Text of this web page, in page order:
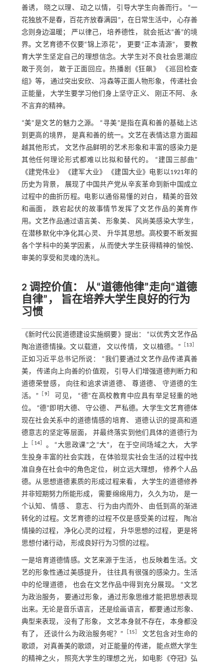
善诱， 晓之以理、 动之以情， 引导大学生向善而行。 “一
花独放不是春，百花齐放春满园”，在日常生活中， 心存善
念则身边温暖； 严以律己， 培养德性， 就会抵达“善”的境
界。文艺育德不仅要“锦上添花”， 更要“正本清源”， 要教
育大学生坚定自己的理想信念。大学生对不良社会思潮应
敢于亮剑， 敢于正面回应。热播剧《狂飙》 《巡回检查
组》等， 通过突出安欣、 冯森等正面人物形象， 传递社会
正能量， 大学生要学习他们身上坚守正义、 刚正不阿、 永
不言弃的精神。
“美”是文艺的魅力之源。 “寻美”是指在真和善的基础上达
到更高的境界， 是真和善的统一。文艺在表情达意方面超
越其他形式， 文艺作品鲜明的艺术形象和丰富的感染力是
其他任何理论形式都难以比拟和替代的。 “建国三部曲”
《建党伟业》 《建军大业》 《建国大业》电影以1921年的
历史为背景， 展现了中国共产党从辛亥革命到新中国成立
过程中的曲折历程。电影以通俗易懂的对白， 精美的音效
和画面， 跌宕起伏的故事情节发挥了文艺作品的美育作
用。文艺作品通过语言美、 形象美、 风尚美感染大学生，
在潜移默化中净化其心灵、 升华其思想。高校要不断发掘
各个学科中的美学因素， 从而使大学生获得精神的愉悦、
审美的享受和灵魂的洗礼。
2 调控价值： 从“道德他律”走向“道德
自律”， 旨在培养大学生良好的行为
习惯
《新时代公民道德建设实施纲要》提出： “以优秀文艺作品
陶冶道德情操。文以载道， 文以传情， 文以植德。”
13
正如习近平总书记所说： “我们要通过文艺作品传递真善
美， 传递向上向善的价值观， 引导人们增强道德判断力和
道德荣誉感， 向往和追求讲道德、 尊道德、 守道德的生
活。”
9］
可见， “德”在高校教育中应具有举足轻重的地
位。 “德”即明大德、 守公德、 严私德。大学生文艺育德体
现在社会关系中的道德情感的培育、 道德认识的提高和道
德意志的坚定等层面， 并最终落实到他们具体的道德行为
上
14］ 。 “大思政课”之“大”， 在于空间场域之大， 大学
生投身丰富的社会实践， 在体验现实社会生活的过程中找
准自身在社会中的角色定位， 树立远大理想， 修养个人品
德。从思想道德素质的形成过程来看， 大学生的道德修养
并非短期努力所能形成， 需要绵绵用力， 久久为功， 是一
个认知、 情感 、 意志、 行为由内而外、 由低到高的渐进
转化的过程。文艺育德的过程不仅是感受美的过程， 陶冶
情操的过程， 净化心灵的过程， 升华思想的过程， 更是将
思想付诸行动， 形成良好行为习惯的过程。
一是培育道德情感。文艺来源于生活， 也反映着生活。文
艺的形象性通过美感提升， 往往具有很强的感染力。生活
中的伦理道德， 也会在文艺作品中得到充分展现。 “文艺
为政治服务， 要通过形象， 通过形象思维才能把思想表现
出来。无论是音乐语言， 还是绘画语言， 都要通过形象、
典型来表现， 没有了形象， 文艺本身就不存在， 本身都没
有了， 还谈什么为政治服务呢？”
15
文艺包含对生命的
歌颂， 对真善美的歌颂， 对正能量的传递， 能点燃大学生
的精神之火， 照亮大学生的理想之光， 如电影《夺冠》弘